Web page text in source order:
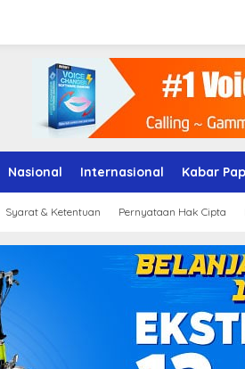
Nasional Internasional Kabar
Syarat & Ketentuan Pernyataan Hak Cipta